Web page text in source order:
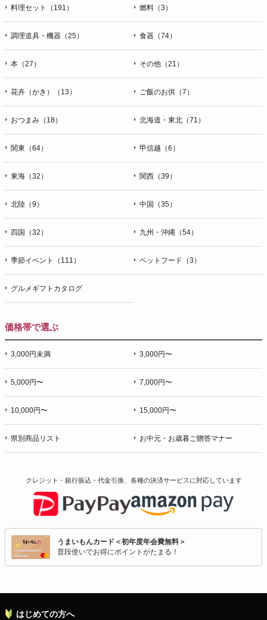
料理セット（191） 燃料（3）
調理道具・機器（25） 食器（74）
本（27） その他（21）
花卉（かき）（13） ご飯のお供（7）
おつまみ（18） 北海道・東北（71）
関東（64） 甲信越（6）
東海（32） 関西（39）
北陸（9） 中国（35）
四国（32） 九州・沖縄（54）
季節イベント（111） ペットフード（3）
グルメギフトカタログ
価格帯で選ぶ
3,000円未満 3,000円〜
5,000円〜 7,000円〜
10,000円〜 15,000円〜
県別商品リスト お中元・お歳暮ご贈答マナー
クレジット・銀行振込・代金引換、各種の決済サービスに対応しています
うまいもんカード＜初年度年会費無料＞
普段使いでお得にポイントがたまる！
はじめての方へ